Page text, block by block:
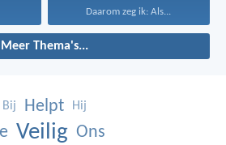
Daarom zeg ik: Als...
Meer Thema's...
Bij Helpt Hij
Veilig Ons